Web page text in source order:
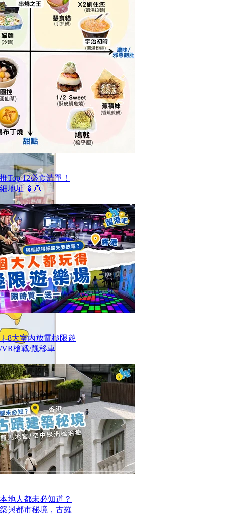
Top 12必食清單！
地址 🍢🥞
8大室內放電極限遊
槍戰/飄移車
地人都未必知道？
與都市秘境，古羅